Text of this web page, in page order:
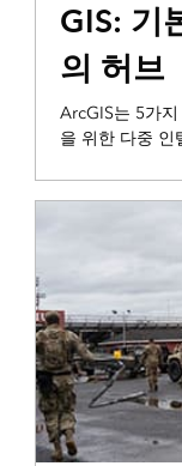
GIS: 기
의 허브
ArcGIS는 5가
을 위한 다중 인